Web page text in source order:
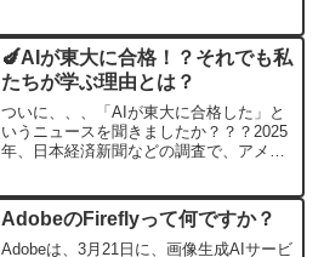
（CCS）とはなにか？• 日本とマレーシ
アの協力内容• 海外...
🍆AIが東大に合格！？それでも私
たちが学ぶ理由とは？
ついに、、、「AIが東大に合格した」と
いうニュースを聞きましたか？？？2025
年、日本経済新聞などの調査で、アメリ
ル”の判定を得る成績を出しました。
「え！？それって...
AdobeのFireflyって何ですか？
Adobeは、3月21日に、画像生成AIサービ